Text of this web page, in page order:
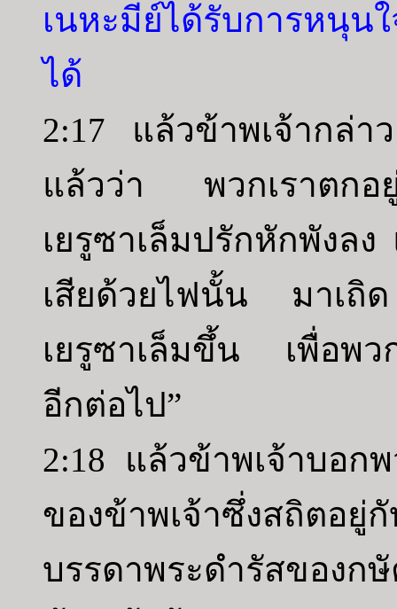
เนหะมีย์ได้รับการหนุน
ได้
2:17 แล้วข้าพเจ้ากล่า
แล้วว่า พวกเราตกอ
เยรูซาเล็มปรักหักพังลง
เสียด้วยไฟนั้น มาเถิด
เยรูซาเล็มขึ้น เพื่อพว
อีกต่อไป”
2:18 แล้วข้าพเจ้าบอก
ของข้าพเจ้าซึ่งสถิตอ
บรรดาพระดำรัสของก